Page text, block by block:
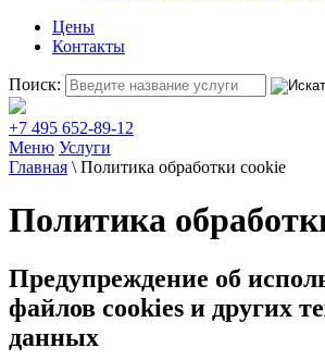
Цены
Контакты
Поиск:
+7 495 652-89-12
Меню Услуги
Главная \ Политика обработки cookie
Политика
Предупреждение об
файлов cookies и других
данных